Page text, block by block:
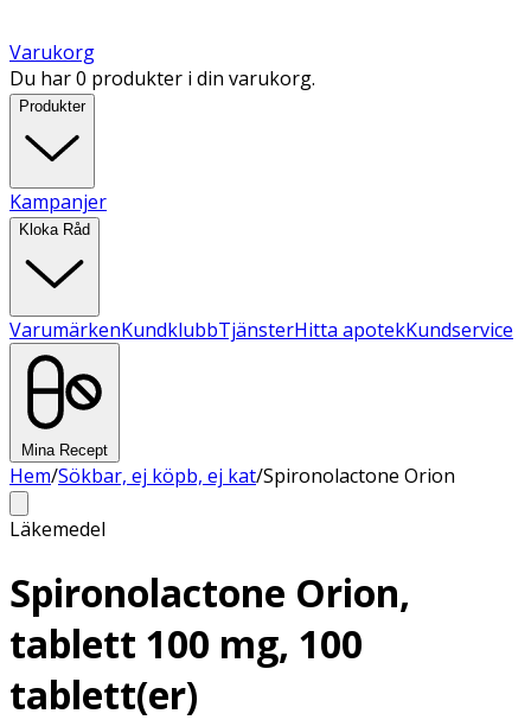
Varukorg
Du har 0 produkter i din varukorg.
Produkter
Kampanjer
Kloka Råd
VarumärkenKundklubbTjänsterHitta apotekKundservice
Mina Recept
Hem/Sökbar, ej köpb, ej kat/Spironolactone Orion
Läkemedel
Spironolactone Orion,
tablett 100 mg, 100
tablett(er)